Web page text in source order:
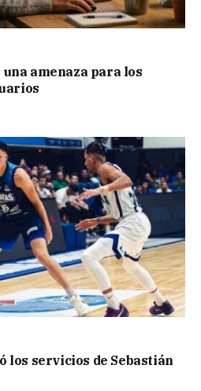
amenaza para los
los servicios de Sebastián